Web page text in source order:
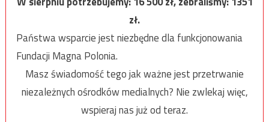
zł.
Państwa wsparcie jest niezbędne dla funkcjonowania
Fundacji Magna Polonia.
Masz świadomość tego jak ważne jest przetrwanie
niezależnych ośrodków medialnych? Nie zwlekaj więc,
wspieraj nas już od teraz.